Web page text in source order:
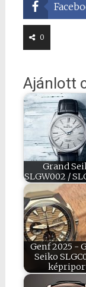
0
Ajánlott
Grand
SLGW002 /
Genf 2025 -
Seiko